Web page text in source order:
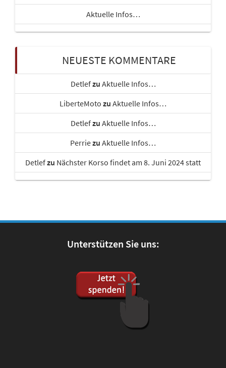
Aktuelle Infos…
NEUESTE KOMMENTARE
Detlefzu Aktuelle Infos…
LiberteMoto zu Aktuelle Infos…
Detlefzu Aktuelle Infos…
Perriezu Aktuelle Infos…
Detlefzu Nächster Korso findet am 8. Juni 2024 statt
Unterstützen Sie uns: